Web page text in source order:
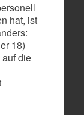
hat, ist
18)
die